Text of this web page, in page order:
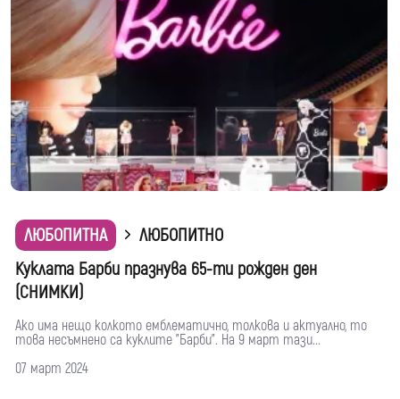
ЛЮБОПИТНА
ЛЮБОПИТНО
Куклата Барби празнува 65-ти рожден ден
(СНИМКИ)
Ако има нещо колкото емблематично, толкова и актуално, то
това несъмнено са куклите "Барби". На 9 март тази...
07 март 2024